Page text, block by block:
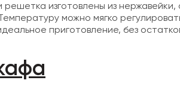
изготовлены из
можно мягко
приготовление, без